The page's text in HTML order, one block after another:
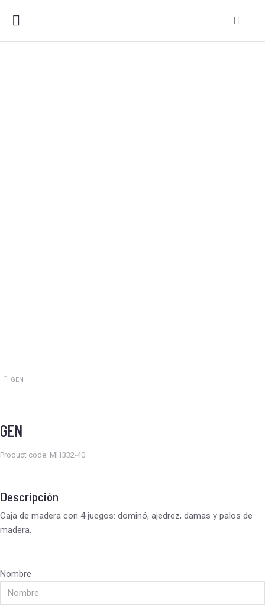
Estás aquí:
GEN
GEN
Product code: MI1332-40
Descripción
Caja de madera con 4 juegos: dominó, ajedrez, damas y palos de
madera.
Nombre